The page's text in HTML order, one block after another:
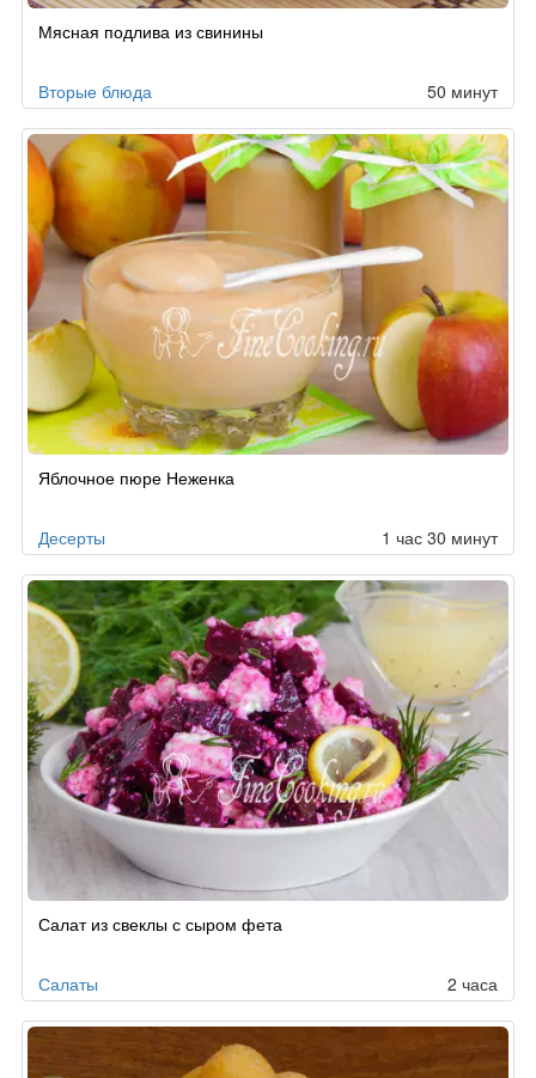
Мясная подлива из свинины
Вторые блюда 50 минут
Яблочное пюре Неженка
Десерты 1 час 30 минут
Салат из свеклы с сыром фета
Салаты 2 часа